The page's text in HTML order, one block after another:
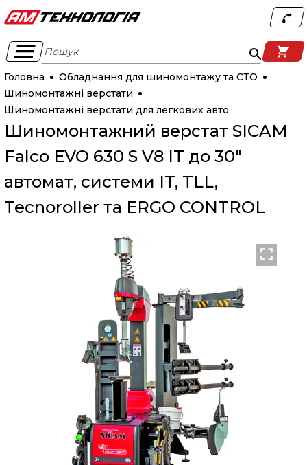
Пошук
Головна
Обладнання для шиномонтажу та СТО
Шиномонтажні верстати
Шиномонтажні верстати для легкових авто
Шиномонтажний верстат SICAM
Falco EVO 630 S V8 IT до 30"
автомат, системи IT, TLL,
Tecnoroller та ERGO CONTROL